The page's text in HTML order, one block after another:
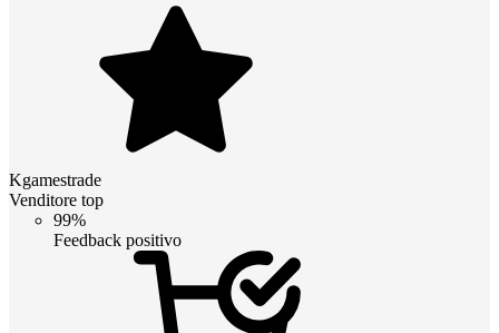
Kgamestrade
Venditore top
99%
Feedback positivo